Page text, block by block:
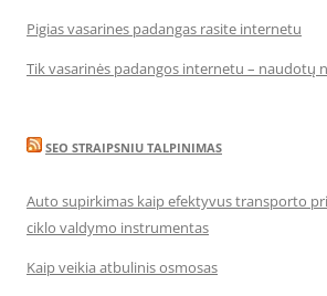
Pigias vasarines padangas rasite internetu
Tik vasarinės padangos internetu – naudotų
SEO STRAIPSNIU TALPINIMAS
Auto supirkimas kaip efektyvus transporto
ciklo valdymo instrumentas
Kaip veikia atbulinis osmosas